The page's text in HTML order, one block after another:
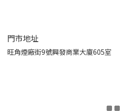
門市地址
旺角煙廠街9號興發商業大廈605室